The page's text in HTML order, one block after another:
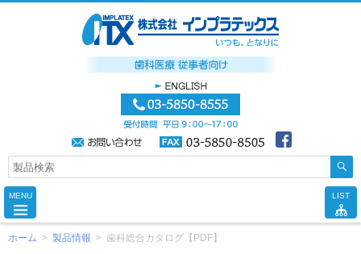
MENU LIST
ホーム > 製品情報 > 歯科総合カタログ【PDF】